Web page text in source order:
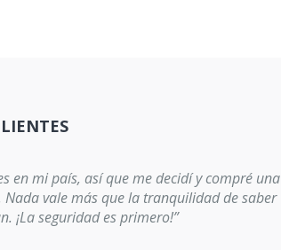
en mi país, así que me decidí y compré una
vale más que la tranquilidad de saber
¡La seguridad es primero!”